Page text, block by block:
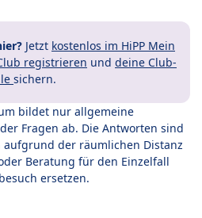
Jetzt kostenlos im HiPP Mein
registrieren und deine Club-
sichern.
bildet nur allgemeine
Fragen ab. Die Antworten sind
der räumlichen Distanz
Beratung für den Einzelfall
ersetzen.